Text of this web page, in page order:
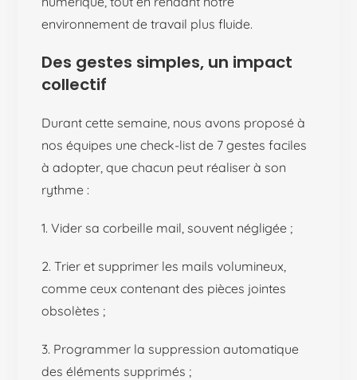
environnement de travail plus fluide.
Des gestes simples, un impact
collectif
Durant cette semaine, nous avons proposé à
nos équipes une check-list de 7 gestes faciles
à adopter, que chacun peut réaliser à son
rythme :
1. Vider sa corbeille mail, souvent négligée ;
2. Trier et supprimer les mails volumineux,
comme ceux contenant des pièces jointes
obsolètes ;
3. Programmer la suppression automatique
des éléments supprimés ;